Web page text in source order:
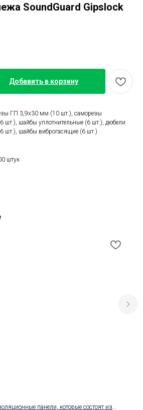
SoundGuard Gipslock
Добавить в корзину
ГП 3,9х30 мм (10 шт.), саморезы
шт.), шайбы уплотнительные (6 шт.), дюбели
шт.), шайбы виброгасящие (6 шт.)
штук
панели, которые состоят из